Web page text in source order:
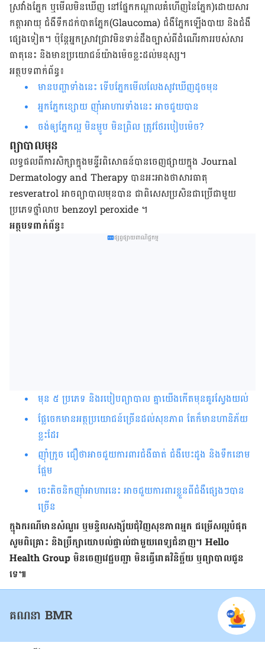
ស្រវាំង​ភ្នែក​ ឬ​មើល​មិន​ឃើញ​ នៅ​ផ្នែក​កណ្ដាល​គំហើញនៃ​ភ្នែក)ដោយសារ​
កត្តា​អាយុ ជំងឺទឹកដក់បាតភ្នែក​(Glaucoma) ជំងឺ​ភ្នែក​ឡើង​បាយ និង​ជំងឺ​
ផ្សេងទៀត។ ប៉ុន្តែ​អ្នក​ស្រាវជ្រាវ​មិន​ទាន់​ដឹង​ច្បាស់​ពី​ដំណើរ​ការ​របស់​សារ
ធាតុ​នេះ​ និង​មាន​ប្រយោជន៍​យ៉ាងម៉េច​ខ្លះ​ដល់​មនុស្ស។
អត្ថបទពាក់ព័ន្ធ៖
មានបញ្ហាទាំងនេះ ទើបភ្នែកមើលលែងសូវឃើញដូចមុន
អ្នកភ្នែកខ្សោយ ញ៉ាំអាហារទាំងនេះ អាចជួយបាន
ចង់ឲ្យភ្នែកល្អ មិនម្ញូប មិនព្រិល ត្រូវថែរបៀបម៉េច?
ព្យាបាលមុន
លទ្ធផល​ពី​ការ​សិក្សា​ក្នុង​មន្ទីរពិសោធន៍​បាន​ចេញ​ផ្សាយ​ក្នុង​ Journal
Dermatology and Therapy បាន​អះអាង​ថា​សារធាតុ
resveratrolអាច​ព្យាបាល​មុនបាន​ ជាពិសេស​ប្រសិនជា​ប្រើ​ជាមួយ
ប្រភេទថ្នាំលាប benzoyl peroxide ។
អត្ថបទពាក់ព័ន្ធ៖
ផ្សព្វផ្សាយពាណិជ្ជកម្ម
មុន ៥ ប្រភេទ និងរបៀបព្យាបាល គ្នាយើងកើតមុនគួរស្វែងយល់
ផ្លែ​ចេក​មានអត្ថប្រយោជន៍ច្រើនដល់សុខភាព តែក៏មានហានិភ័យ
ខ្លះដែរ
ញ៉ាំ​ក្រូច ជឿថាអាច​ជួយការពារ​ជំងឺ​ធាត់ ជំងឺបេះដូង និង​ទឹក​នោម​
ផ្អែម
ចេះតិចនិក​ញ៉ាំ​អាហារ​នេះ អាចជួយការពារខ្លួនពីជំងឺផ្សេងៗបាន
ច្រើន
ក្នុង​ករណី​មាន​សំណួរ ឬ​មន្ទិលសង្ស័យ​ជុំវិញ​សុខភាព​អ្នក ជម្រើស​ល្អ​បំផុត
សូម​ពិគ្រោះ និង​ប្រឹក្សា​យោបល់​ផ្ទាល់​ជាមួយ​ពេទ្យ​ជំនាញ។ Hello
Health Groupមិន​ចេញ​វេជ្ជបញ្ជា មិន​ធ្វើ​រោគវិនិច្ឆ័យ ឬ​ព្យាបាល​ជូន​
ទេ៕
គណនា BMR